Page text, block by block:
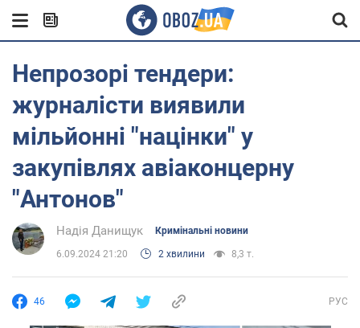
Непрозорі тендери:
журналісти виявили
мільйонні "націнки" у
закупівлях авіаконцерну
"Антонов"
Надія Данищук Кримінальні новини
6.09.2024 21:20 2 хвилини 8,3 т.
46 РУС